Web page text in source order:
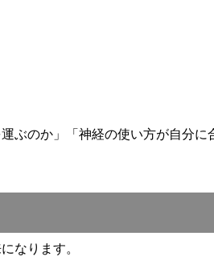
ぶのか」「神経の使い方が自分に
なります。